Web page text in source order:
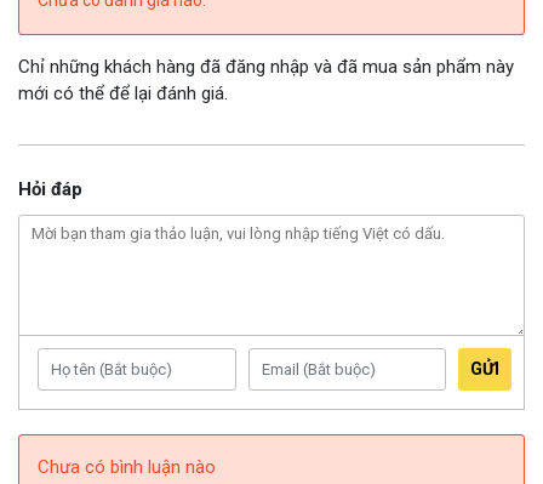
Chỉ những khách hàng đã đăng nhập và đã mua sản phẩm này
mới có thể để lại đánh giá.
Hỏi đáp
GỬI
Chưa có bình luận nào